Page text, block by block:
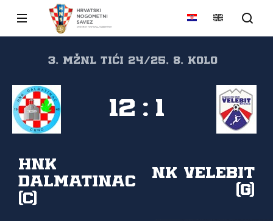
3. MŽNL TIĆI 24/25, 8. kolo
HNK
Dalmatinac
(C)
NK Velebit
(G)
12 : 1